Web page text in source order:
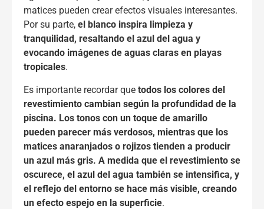
matices pueden crear efectos visuales interesantes.
Por su parte, el blanco inspira limpieza y
tranquilidad, resaltando el azul del agua y
evocando imágenes de aguas claras en playas
tropicales.
Es importante recordar que todos los colores del
revestimiento cambian según la profundidad de la
piscina. Los tonos con un toque de amarillo
pueden parecer más verdosos, mientras que los
matices anaranjados o rojizos tienden a producir
un azul más gris. A medida que el revestimiento se
oscurece, el azul del agua también se intensifica, y
el reflejo del entorno se hace más visible, creando
un efecto espejo en la superficie.